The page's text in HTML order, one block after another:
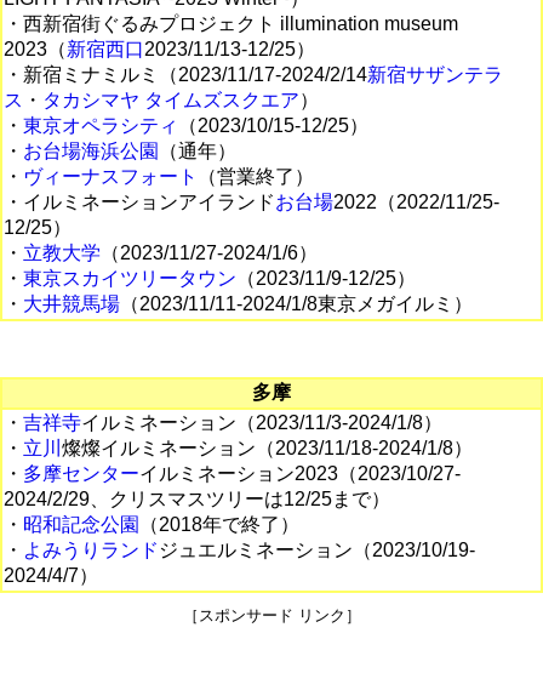
・西新宿街ぐるみプロジェクト illumination museum
2023（新宿西口2023/11/13-12/25）
・新宿ミナミルミ（2023/11/17-2024/2/14新宿サザンテラ
ス ・ タカシマヤ タイムズスクエア）
・ 東京オペラシティ
（2023/10/15-12/25）
・ お台場海浜公園
（通年）
・ ヴィーナスフォート
（営業終了）
・イルミネーションアイランドお台場2022（2022/11/25-
12/25）
・ 立教大学 （2023/11/27-2024/1/6）
・ 東京スカイツリータウン （2023/11/9-12/25）
・ 大井競馬場 （2023/11/11-2024/1/8東京メガイルミ）
多摩
・ 吉祥寺イルミネーション（2023/11/3-2024/1/8）
・ 立川 燦燦イルミネーション（2023/11/18-2024/1/8）
・ 多摩センターイルミネーション2023（2023/10/27-
2024/2/29、クリスマスツリーは12/25まで）
・ 昭和記念公園
（2018年で終了）
・ よみうりランド ジュエルミネーション（2023/10/19-
2024/4/7）
［スポンサード リンク］